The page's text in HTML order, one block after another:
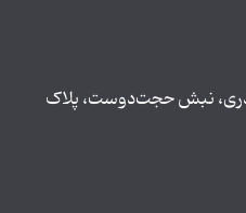
نبش حجت‌دوست، پلاک